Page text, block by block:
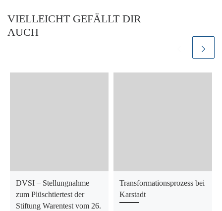
VIELLEICHT GEFÄLLT DIR
AUCH
DVSI – Stellungnahme
zum Plüschtiertest der
Stiftung Warentest vom 26.
Transformationsprozess bei
Karstadt